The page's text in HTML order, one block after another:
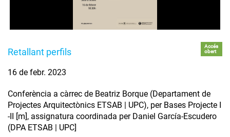
Retallant perfils
Accés
obert
16 de febr. 2023
Conferència a càrrec de Beatriz Borque (Departament de
Projectes Arquitectònics ETSAB | UPC), per Bases Projecte I
-II [m], assignatura coordinada per Daniel García-Escudero
(DPA ETSAB | UPC]